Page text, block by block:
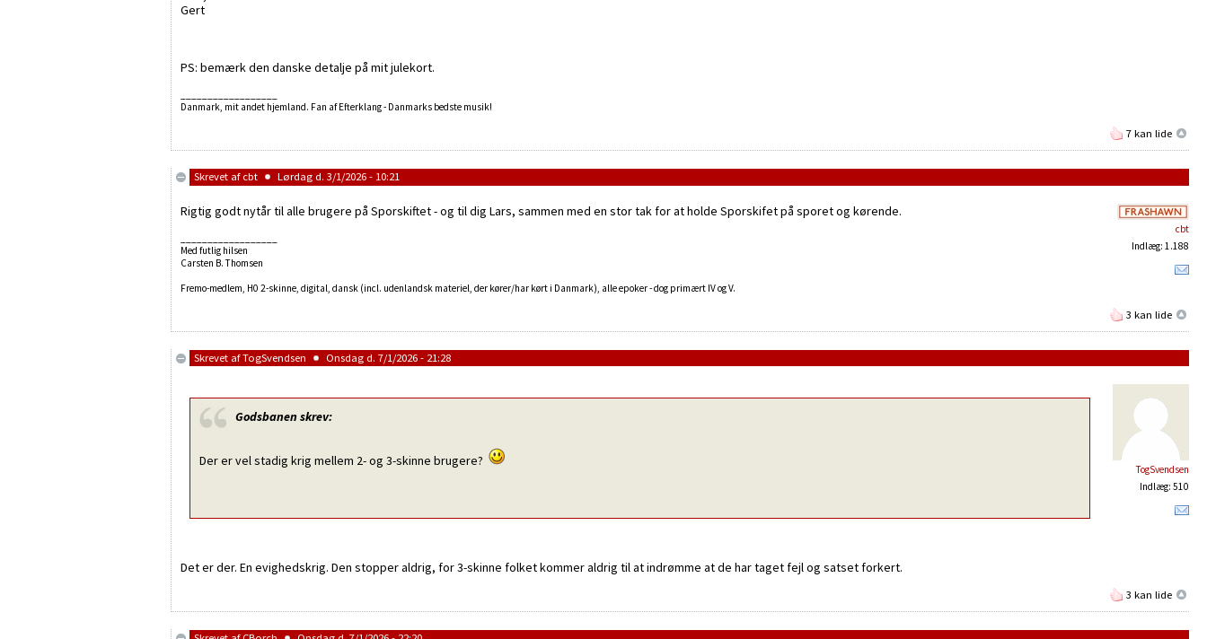
Gert
PS: bemærk den danske detalje på mit julekort.
Danmark, mit andet hjemland. Fan af Efterklang - Danmarks bedste musik!
7 kan lide
Skrevet af cbt Lørdag d. 3/1/2026 - 10:21
cbt
Indlæg: 1.188
Rigtig godt nytår til alle brugere på Sporskiftet - og til dig Lars, sammen med en stor tak for at holde Sporskifet på sporet og kørende.
Med futlig hilsen
Carsten B. Thomsen
Fremo-medlem, H0 2-skinne, digital, dansk (incl. udenlandsk materiel, der kører/har kørt i Danmark), alle epoker - dog primært IV og V.
3 kan lide
Skrevet afTogSvendsen Onsdag d. 7/1/2026 - 21:28
TogSvendsen
Indlæg: 510
Godsbanenskrev:
Der er vel stadig krig mellem 2- og 3-skinne brugere?
Det er der. En evighedskrig. Den stopper aldrig, for 3-skinne folket kommer aldrig til at indrømme at de har taget fejl og satset forkert.
3 kan lide